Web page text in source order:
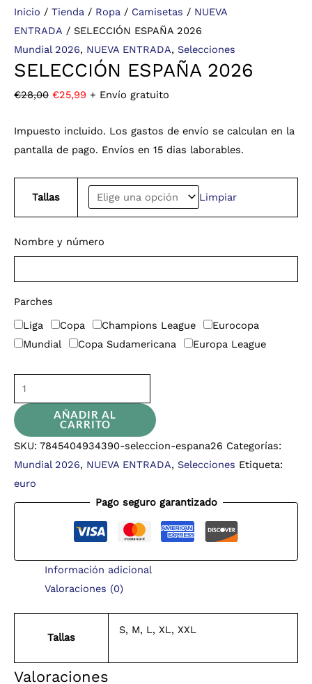
Inicio / Tienda / Ropa / Camisetas / NUEVA
ENTRADA / SELECCIÓN ESPAÑA 2026
Mundial 2026, NUEVA ENTRADA, Selecciones
SELECCIÓN ESPAÑA 2026
€28,00 €25,99 + Envío gratuito
Impuesto incluido. Los gastos de envío se calculan en la
pantalla de pago. Envíos en 15 dias laborables.
Tallas Limpiar
Nombre y número
Parches
Liga
Copa Champions League
Eurocopa
Mundial
Copa Sudamericana Europa League
AÑADIR AL
CARRITO
SKU: 7845404934390-seleccion-espana26 Categorías:
Mundial 2026, NUEVA ENTRADA, Selecciones Etiqueta:
euro
Pago seguro garantizado
Información adicional
Valoraciones (0)
Tallas
S, M, L, XL, XXL
Valoraciones